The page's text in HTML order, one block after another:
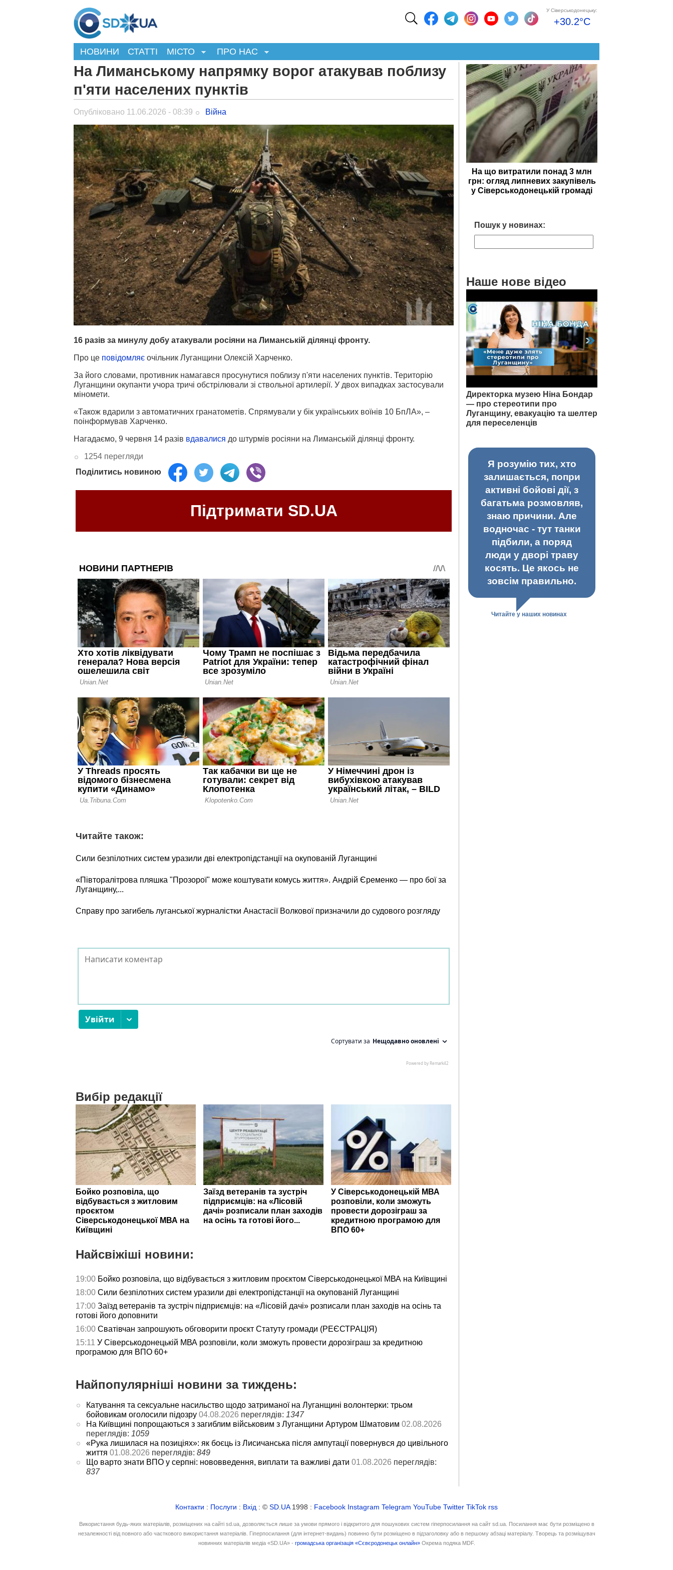
У Сіверськодонецьку:
+30.2°C
НОВИНИ СТАТТІ МІСТО ПРО НАС
На Лиманському напрямку ворог атакував поблизу
п'яти населених пунктів
Опубліковано 11.06.2026 - 08:39 Війна
16 разів за минулу добу атакували росіяни на Лиманській ділянці фронту.
Про це повідомляє очільник Луганщини Олексій Харченко.
За його словами, противник намагався просунутися поблизу п'яти населених пунктів. Територію
Луганщини окупанти учора тричі обстрілювали зі ствольної артилерії. У двох випадках застосували
міномети.
«Також вдарили з автоматичних гранатометів. Спрямували у бік українських воїнів 10 БпЛА», –
поінформував Харченко.
Нагадаємо, 9 червня 14 разів вдавалися до штурмів росіяни на Лиманській ділянці фронту.
1254 перегляди
Поділитись новиною
Підтримати SD.UA
Читайте також:
Сили безпілотних систем уразили дві електропідстанції на окупованій Луганщині
«Півторалітрова пляшка "Прозорої" може коштувати комусь життя». Андрій Єременко — про бої за
Луганщину,...
Справу про загибель луганської журналістки Анастасії Волкової призначили до судового розгляду
Вибір редакції
Бойко розповіла, що
відбувається з житловим
проєктом
Сіверськодонецької МВА на
Київщині
Заїзд ветеранів та зустріч
підприємців: на «Лісовій
дачі» розписали план заходів
на осінь та готові його...
У Сіверськодонецькій МВА
розповіли, коли зможуть
провести дорозіграш за
кредитною програмою для
ВПО 60+
Найсвіжіші новини:
19:00 Бойко розповіла, що відбувається з житловим проєктом Сіверськодонецької МВА на Київщині
18:00 Сили безпілотних систем уразили дві електропідстанції на окупованій Луганщині
17:00 Заїзд ветеранів та зустріч підприємців: на «Лісовій дачі» розписали план заходів на осінь та
готові його доповнити
16:00 Сватівчан запрошують обговорити проєкт Статуту громади (РЕЄСТРАЦІЯ)
15:11 У Сіверськодонецькій МВА розповіли, коли зможуть провести дорозіграш за кредитною
програмою для ВПО 60+
Найпопулярніші новини за тиждень:
Катування та сексуальне насильство щодо затриманої на Луганщині волонтерки: трьом
бойовикам оголосили підозру 04.08.2026 переглядів: 1347
На Київщині попрощаються з загиблим військовим з Луганщини Артуром Шматовим 02.08.2026
переглядів: 1059
«Рука лишилася на позиціях»: як боєць із Лисичанська після ампутації повернувся до цивільного
життя 01.08.2026 переглядів: 849
Що варто знати ВПО у серпні: нововведення, виплати та важливі дати 01.08.2026 переглядів:
837
На що витратили понад 3 млн
грн: огляд липневих закупівель
у Сіверськодонецькій громаді
Пошук у новинах:
Наше нове відео
Директорка музею Ніна Бондар
— про стереотипи про
Луганщину, евакуацію та шелтер
для переселенців
Я розумію тих, хто
залишається, попри
активні бойові дії, з
багатьма розмовляв,
знаю причини. Але
водночас - тут танки
підбили, а поряд
люди у дворі траву
косять. Це якось не
зовсім правильно.
Читайте у наших новинах
Контакти : Послуги : Вхід : © SD.UA1998 : Facebook Instagram Telegram YouTube Twitter TikTok rss
Використання будь-яких матеріалів, розміщених на сайті sd.ua, дозволяється лише за умови прямого і відкритого для пошукових систем гіперпосилання на сайт sd.ua. Посилання має бути розміщено в
незалежності від повного або часткового використання матеріалів. Гіперпосилання (для інтернет-видань) повинно бути розміщено в підзаголовку або в першому абзаці матеріалу. Творець та розміщувач
новинних матеріалів медіа «SD.UA» - громадська організація «Сєвєродонецьк онлайн»Окрема подяка MDF.